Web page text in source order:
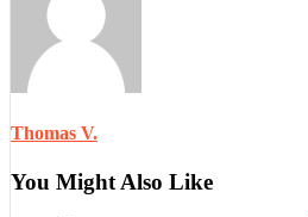
Thomas V.
You Might Also Like